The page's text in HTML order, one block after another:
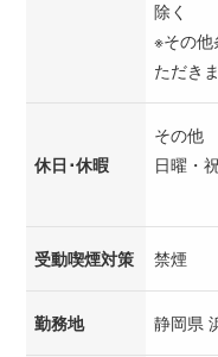
除
※その
ただきま
休日･休暇
その他
日曜・
受動喫煙対策 禁煙
勤務地 静岡県